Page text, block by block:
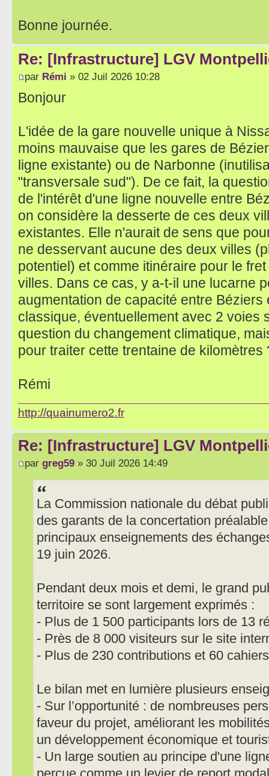
Bonne journée.
Re: [Infrastructure] LGV
par Rémi » 02 Juil 2026 10:28
Bonjour
L'idée de la gare nouvelle unique à
moins mauvaise que les gares de
ligne existante) ou de Narbonne
"transversale sud"). De ce fait, la
de l'intérêt d'une ligne nouvelle entre
on considère la desserte de ces deux
existantes. Elle n'aurait de sens que
ne desservant aucune des deux villes
potentiel) et comme itinéraire pour le
villes. Dans ce cas, y a-t-il une lucarne
augmentation de capacité entre
classique, éventuellement avec 2 voies
question du changement climatique,
pour traiter cette trentaine de kilomètres
Rémi
http://quainumero2.fr
Re: [Infrastructure] LGV
par greg59 » 30 Juil 2026 14:49
La Commission nationale du débat
des garants de la concertation
principaux enseignements des
19 juin 2026.
Pendant deux mois et demi, le grand
territoire se sont largement exprimés :
- Plus de 1 500 participants lors de 13
- Près de 8 000 visiteurs sur le site
- Plus de 230 contributions et 60
Le bilan met en lumière plusieurs
- Sur l’opportunité : de nombreuses
faveur du projet, améliorant les
un développement économique et
- Un large soutien au principe d'une